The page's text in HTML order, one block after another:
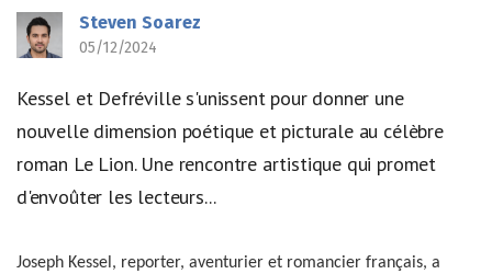
Steven Soarez
05/12/2024
Kessel et Defréville s'unissent pour donner une
nouvelle dimension poétique et picturale au célèbre
roman Le Lion. Une rencontre artistique qui promet
d'envoûter les lecteurs...
Joseph Kessel, reporter, aventurier et romancier français, a